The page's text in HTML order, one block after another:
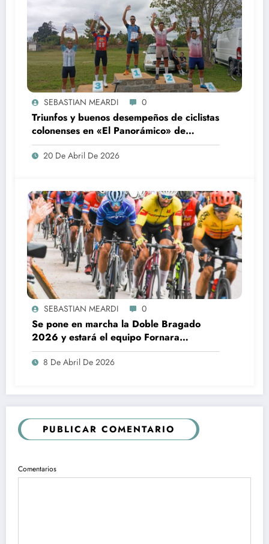
SEBASTIAN MEARDI 0
Triunfos y buenos desempeños de ciclistas
colonenses en «El Panorámico» de
Pergamino
20 De Abril De 2026
SEBASTIAN MEARDI 0
Se pone en marcha la Doble Bragado
2026 y estará el equipo Fornara
Construcciones
8 De Abril De 2026
PUBLICAR COMENTARIO
Comentarios